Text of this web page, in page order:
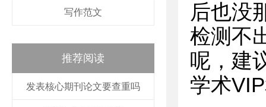
写作范文
推荐阅读
发表核心期刊论文要查重吗
后也没
检测不
呢，建
学术